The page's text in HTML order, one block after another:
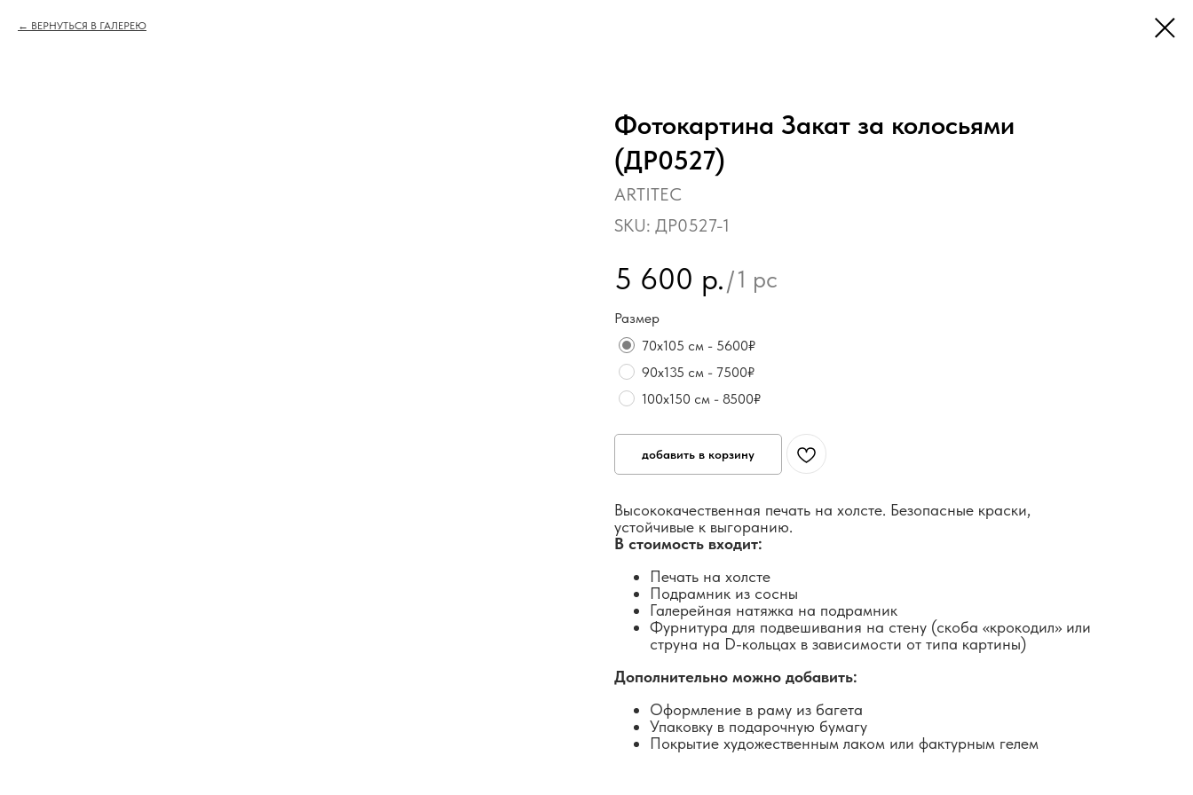
ВЕРНУТЬСЯ В ГАЛЕРЕЮ
Фотокартина Закат за колосьями
(ДР0527)
ARTITEC
SKU: ДР0527-1
5 600 р./1 pc
Размер
70х105 см - 5600₽
90х135 см - 7500₽
100х150 см - 8500₽
добавить в корзину
Высококачественная печать на холсте. Безопасные краски,
устойчивые к выгоранию.
В стоимость входит:
Печать на холсте
Подрамник из сосны
Галерейная натяжка на подрамник
Фурнитура для подвешивания на стену (скоба «крокодил» или
струна на D-кольцах в зависимости от типа картины)
Дополнительно можно добавить:
Оформление в раму из багета
Упаковку в подарочную бумагу
Покрытие художественным лаком или фактурным гелем